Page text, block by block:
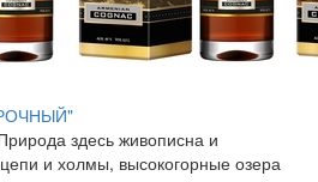
здесь живописна и
и холмы, высокогорные озера